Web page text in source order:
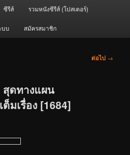
ซีรีส์ รวมหนังซีรีส์ (โปสเตอร์)
บบ สมัครสมาชิก
ต่อไป →
สุดทางแผน
มเรื่อง [1684]